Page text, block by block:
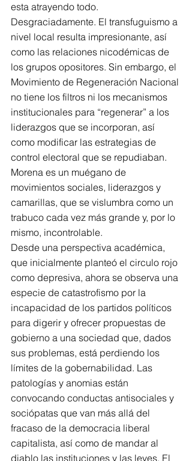
esta atrayendo todo.
Desgraciadamente. El transfuguismo a
nivel local resulta impresionante, así
como las relaciones nicodémicas de
los grupos opositores. Sin embargo, el
Movimiento de Regeneración Nacional
no tiene los filtros ni los mecanismos
institucionales para “regenerar” a los
liderazgos que se incorporan, así
como modificar las estrategias de
control electoral que se repudiaban.
Morena es un muégano de
movimientos sociales, liderazgos y
camarillas, que se vislumbra como un
trabuco cada vez más grande y, por lo
mismo, incontrolable.
Desde una perspectiva académica,
que inicialmente planteó el circulo rojo
como depresiva, ahora se observa una
especie de catastrofismo por la
incapacidad de los partidos políticos
para digerir y ofrecer propuestas de
gobierno a una sociedad que, dados
sus problemas, está perdiendo los
límites de la gobernabilidad. Las
patologías y anomias están
convocando conductas antisociales y
sociópatas que van más allá del
fracaso de la democracia liberal
capitalista, así como de mandar al
diablo las instituciones y las leyes. El